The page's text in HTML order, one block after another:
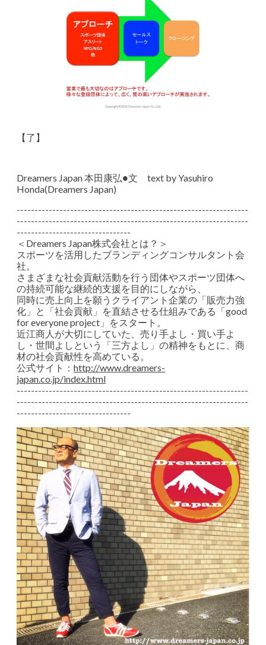
【了】
Dreamers Japan 本田康弘●文 text by Yasuhiro
Honda(Dreamers Japan)
-----------------------------------------------------------------
-----------------------------------------------------------------
--------------------------------
＜Dreamers Japan株式会社とは？＞
スポーツを活用したブランディングコンサルタント会
社。
さまざまな社会貢献活動を行う団体やスポーツ団体へ
の持続可能な継続的支援を目的にしながら、
同時に売上向上を願うクライアント企業の「販売力強
化」と「社会貢献」を直結させる仕組みである「good
for everyone project」をスタート。
近江商人が大切にしていた、売り手よし・買い手よ
し・世間よしという「三方よし」の精神をもとに、商
材の社会貢献性を高めている。
公式サイト：http://www.dreamers-
japan.co.jp/index.html
-----------------------------------------------------------------
-----------------------------------------------------------------
--------------------------------